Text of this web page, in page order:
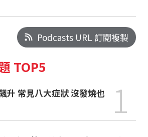
Podcasts URL 訂閱複製
TOP5
1